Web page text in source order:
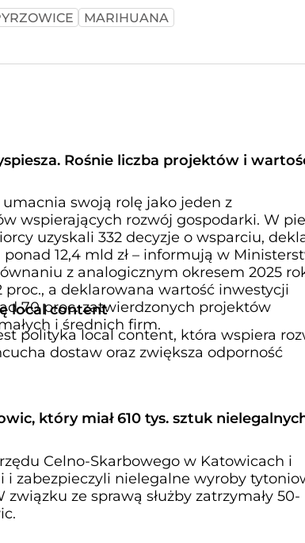
MARIHUANA
Rośnie liczba projektów i
umacnia swoją rolę jako jeden z
wspierających rozwój gospodarki. W
uzyskali 332 decyzje o wsparciu,
12,4 mld zł – informują w
z analogicznym okresem 2025
proc., a deklarowana wartość inwestycji
70 proc. zatwierdzonych projektów
i średnich firm.
local content
polityka local content, która wspiera
dostaw oraz zwiększa odporność
który miał 610 tys. sztuk
Celno-Skarbowego w Katowicach i
i zabezpieczyli nielegalne wyroby
ze sprawą służby zatrzymały 50-